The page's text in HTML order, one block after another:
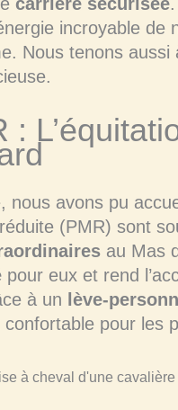
carrière sécurisée.
incroyable
Nous tenons
:
nous avons pu
(PMR) sont
au Mas
pour eux et rend
à un lève-
confortable pour les